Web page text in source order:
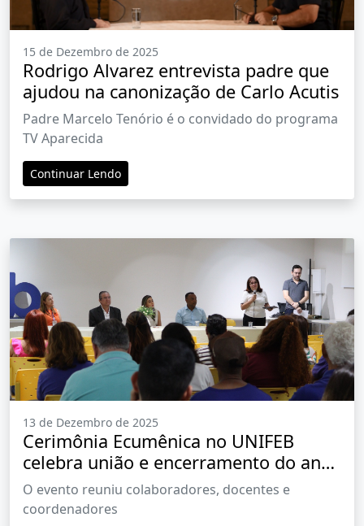
15 de Dezembro de 2025
Rodrigo Alvarez entrevista padre que
ajudou na canonização de Carlo Acutis
Padre Marcelo Tenório é o convidado do programa
TV Aparecida
Continuar Lendo
13 de Dezembro de 2025
Cerimônia Ecumênica no UNIFEB
celebra união e encerramento do ano
letivo
O evento reuniu colaboradores, docentes e
coordenadores